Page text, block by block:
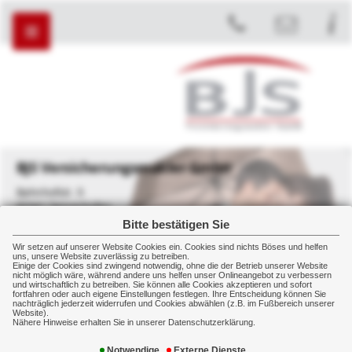
Bitte bestätigen Sie
Wir setzen auf unserer Website Cookies ein. Cookies sind nichts Böses und helfen
uns, unsere Website zuverlässig zu betreiben.
Einige der Cookies sind zwingend notwendig, ohne die der Betrieb unserer Website
nicht möglich wäre, während andere uns helfen unser Onlineangebot zu verbessern
und wirtschaftlich zu betreiben. Sie können alle Cookies akzeptieren und sofort
fortfahren oder auch eigene Einstellungen festlegen. Ihre Entscheidung können Sie
nachträglich jederzeit widerrufen und Cookies abwählen (z.B. im Fußbereich unserer
Website).
Nähere Hinweise erhalten Sie in unserer Datenschutzerklärung.
BJS Versicherungsmakler GmbH
Bahnhofstr. 9
82041 Deisenhofen
+49 89 43577890
NEWSTICKER:
Sach/Haftpflicht Haftpflicht